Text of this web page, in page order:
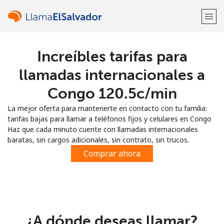
¡Bienvenido!
Regístrate con
Increíbles tarifas para
llamadas internacionales a
Congo ⁦120.5c⁩/min
La mejor oferta para mantenerte en contacto con tu familia:
tarifas bajas para llamar a teléfonos fijos y celulares en Congo
Haz que cada minuto cuente con llamadas internacionales
baratas, sin cargos adicionales, sin contrato, sin trucos.
Comprar ahora